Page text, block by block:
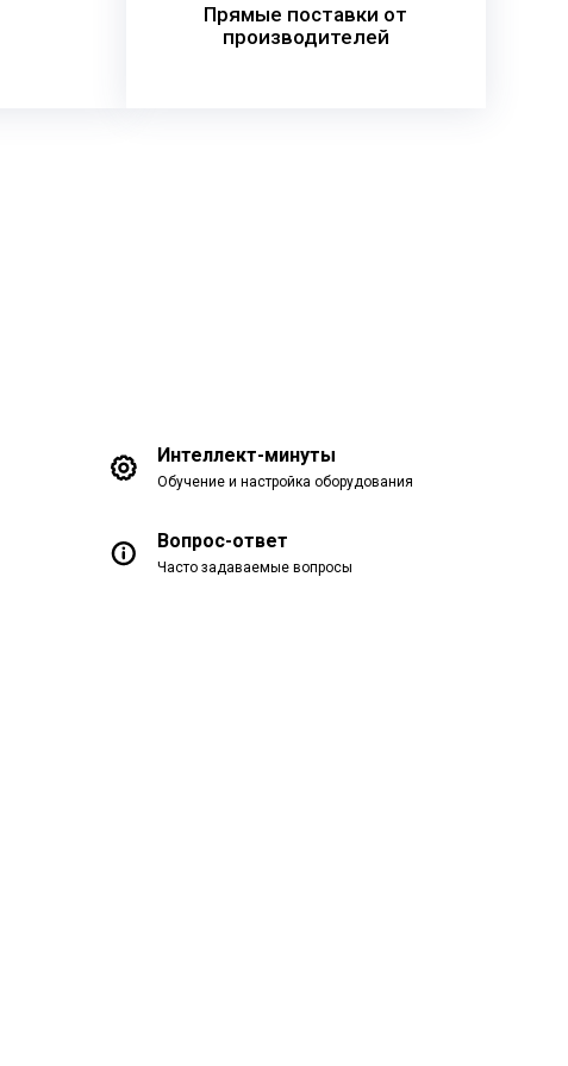
Прямые поставки от
производителей
Интеллект-минуты
Обучение и настройка оборудования
Вопрос-ответ
Часто задаваемые вопросы